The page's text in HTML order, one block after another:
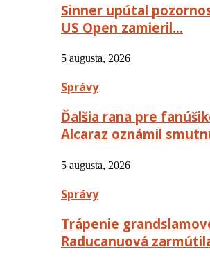
Sinner upútal
US Open zamieril…
5 augusta, 2026
Správy
Ďalšia rana pre
Alcaraz oznámil
5 augusta, 2026
Správy
Trápenie
Raducanuová